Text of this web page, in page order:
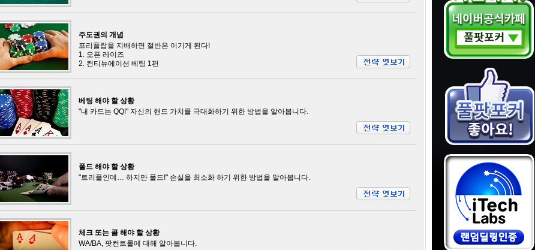
주도권의 개념
프리플랍을 지배하면 절반은 이기게 된다!
1. 오픈 레이즈
2. 컨티뉴에이션 베팅 1편
베팅 해야 할 상황
"내 카드는 QQ!" 자신의 핸드 가치를 극대화하기 위한 방법을 알아봅니다.
폴드 해야 할 상황
"트리플인데… 하지만 폴드!" 손실을 최소화 하기 위한 방법을 알아봅니다.
체크 또는 콜 해야 할 상황
WA/BA, 팟컨트롤에 대해 알아봅니다.